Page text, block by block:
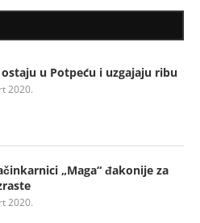
u Potpeću i uzgajaju ribu
2020.
„Maga“ đakonije za
2020.